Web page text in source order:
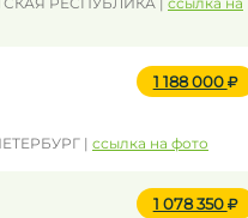
1 188 000
| ссылка на фото
1 078 350